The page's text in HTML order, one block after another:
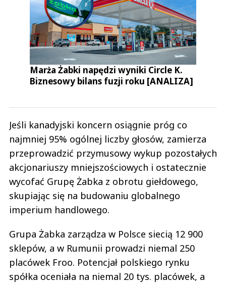
Marża Żabki napędzi wyniki Circle K.
Biznesowy bilans fuzji roku [ANALIZA]
Jeśli kanadyjski koncern osiągnie próg co
najmniej 95% ogólnej liczby głosów, zamierza
przeprowadzić przymusowy wykup pozostałych
akcjonariuszy mniejszościowych i ostatecznie
wycofać Grupę Żabka z obrotu giełdowego,
skupiając się na budowaniu globalnego
imperium handlowego.
Grupa Żabka zarządza w Polsce siecią 12 900
sklepów, a w Rumunii prowadzi niemal 250
placówek Froo. Potencjał polskiego rynku
spółka oceniała na niemal 20 tys. placówek, a